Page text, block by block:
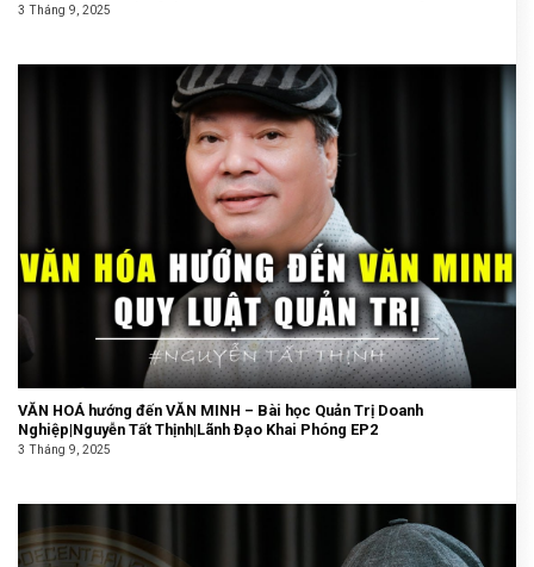
3 Tháng 9, 2025
VĂN HOÁ hướng đến VĂN MINH – Bài học Quản Trị Doanh
Nghiệp|Nguyễn Tất Thịnh|Lãnh Đạo Khai Phóng EP2
3 Tháng 9, 2025